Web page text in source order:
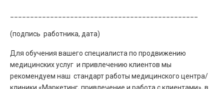
(подпись работника, дата)
Для обучения вашего специалиста по продвижению
медицинских услуг и привлечению клиентов мы
рекомендуем наш стандарт работы медицинского центра/